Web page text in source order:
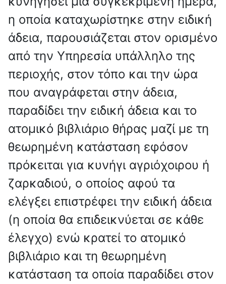
η οποία καταχωρίστηκε στην ειδική
άδεια, παρουσιάζεται στον ορισμένο
από την Υπηρεσία υπάλληλο της
περιοχής, στον τόπο και την ώρα
που αναγράφεται στην άδεια,
παραδίδει την ειδική άδεια και το
ατομικό βιβλιάριο θήρας μαζί με τη
θεωρημένη κατάσταση εφόσον
πρόκειται για κυνήγι αγριόχοιρου ή
ζαρκαδιού, ο οποίος αφού τα
ελέγξει επιστρέφει την ειδική άδεια
(η οποία θα επιδεικνύεται σε κάθε
έλεγχο) ενώ κρατεί το ατομικό
βιβλιάριο και τη θεωρημένη
κατάσταση τα οποία παραδίδει στον